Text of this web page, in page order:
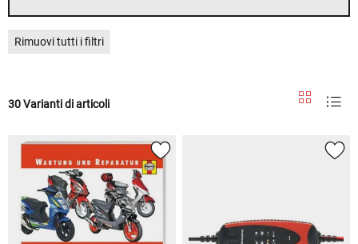
Rimuovi tutti i filtri
30 Varianti di articoli